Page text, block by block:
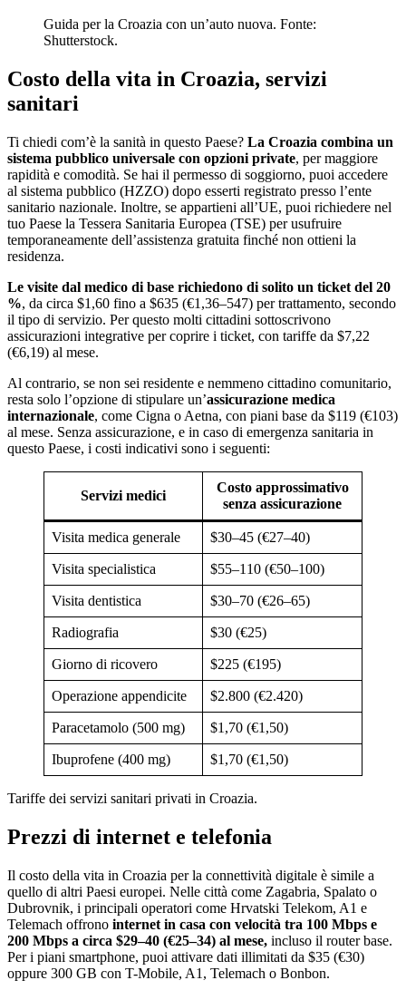
Guida per la Croazia con un’auto nuova. Fonte:
Shutterstock.
Costo della vita in Croazia, servizi
sanitari
Ti chiedi com’è la sanità in questo Paese? La Croazia combina un
sistema pubblico universale con opzioni private, per maggiore
rapidità e comodità. Se hai il permesso di soggiorno, puoi accedere
al sistema pubblico (HZZO) dopo esserti registrato presso l’ente
sanitario nazionale. Inoltre, se appartieni all’UE, puoi richiedere nel
tuo Paese la Tessera Sanitaria Europea (TSE) per usufruire
temporaneamente dell’assistenza gratuita finché non ottieni la
residenza.
Le visite dal medico di base richiedono di solito un ticket del 20
%, da circa $1,60 fino a $635 (€1,36–547) per trattamento, secondo
il tipo di servizio. Per questo molti cittadini sottoscrivono
assicurazioni integrative per coprire i ticket, con tariffe da $7,22
(€6,19) al mese.
Al contrario, se non sei residente e nemmeno cittadino comunitario,
resta solo l’opzione di stipulare un’assicurazione medica
internazionale, come Cigna o Aetna, con piani base da $119 (€103)
al mese. Senza assicurazione, e in caso di emergenza sanitaria in
questo Paese, i costi indicativi sono i seguenti:
Servizi medici
Costo approssimativo
senza assicurazione
Visita medica generale $30–45 (€27–40)
Visita specialistica $55–110 (€50–100)
Visita dentistica $30–70 (€26–65)
Radiografia $30 (€25)
Giorno di ricovero $225 (€195)
Operazione appendicite $2.800 (€2.420)
Paracetamolo (500 mg) $1,70 (€1,50)
Ibuprofene (400 mg) $1,70 (€1,50)
Tariffe dei servizi sanitari privati in Croazia.
Prezzi di internet e telefonia
Il costo della vita in Croazia per la connettività digitale è simile a
quello di altri Paesi europei. Nelle città come Zagabria, Spalato o
Dubrovnik, i principali operatori come Hrvatski Telekom, A1 e
Telemach offrono internet in casa con velocità tra 100 Mbps e
200 Mbps a circa $29–40 (€25–34) al mese, incluso il router base.
Per i piani smartphone, puoi attivare dati illimitati da $35 (€30)
oppure 300 GB con T-Mobile, A1, Telemach o Bonbon.